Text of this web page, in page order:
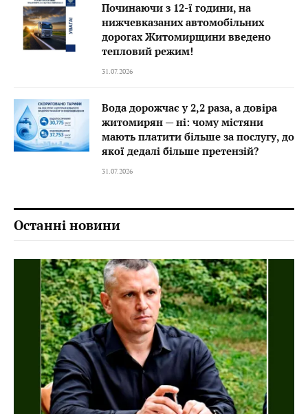
Починаючи з 12-ї години, на
нижчевказаних автомобільних
дорогах Житомирщини введено
тепловий режим!
31.07.2026
Вода дорожчає у 2,2 раза, а довіра
житомирян — ні: чому містяни
мають платити більше за послугу, до
якої дедалі більше претензій?
31.07.2026
Останні новини